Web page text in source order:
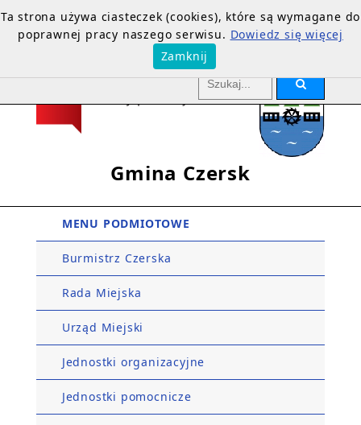
Gmina Czersk
MENU PODMIOTOWE
Burmistrz Czerska
Rada Miejska
Urząd Miejski
Jednostki organizacyjne
Jednostki pomocnicze
Ta strona używa ciasteczek (cookies), które są wymagane do
poprawnej pracy naszego serwisu. Dowiedz się więcej
Zamknij